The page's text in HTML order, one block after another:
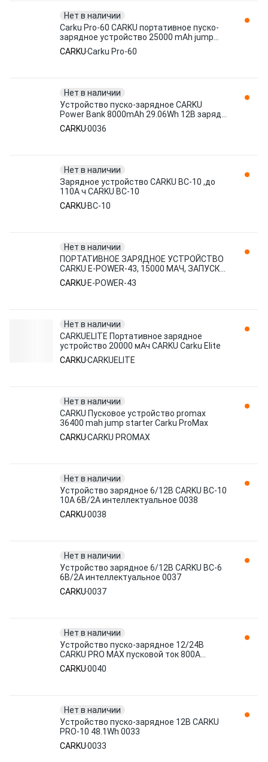
Нет в наличии
Carku Pro-60 CARKU портативное пуско-
зарядное устройство 25000 mAh jump
starter Pro-60
CARKUCarku Pro-60
Нет в наличии
Устройство пуско-зарядное CARKU
Power Bank 8000mAh 29.06Wh 12В заряд
от USB 0036
CARKU0036
Нет в наличии
Зарядное устройство CARKU BC-10 ,до
110А ч CARKU BC-10
CARKU BC-10
Нет в наличии
ПОРТАТИВНОЕ ЗАРЯДНОЕ УСТРОЙСТВО
CARKU E-POWER-43, 15000 МАЧ, ЗАПУСК
АВТО, ЗАРЯД ПК И ТЕЛЕФОНОВ, БУСТ
CARKU E-POWER-43
Нет в наличии
CARKUELITE Портативное зарядное
устройство 20000 мАч CARKU Carku Elite
CARKUCARKUELITE
Нет в наличии
CARKU Пусковое устройство promax
36400 mah jump starter Carku ProMax
CARKUCARKU PROMAX
Нет в наличии
Устройство зарядное 6/12В CARKU ВС-10
10А 6В/2А интеллектуальное 0038
CARKU0038
Нет в наличии
Устройство зарядное 6/12В CARKU ВС-6
6В/2А интеллектуальное 0037
CARKU0037
Нет в наличии
Устройство пуско-зарядное 12/24В
CARKU PRO MAX пусковой ток 800А
емкость 36400мАч 0040
CARKU0040
Нет в наличии
Устройство пуско-зарядное 12B CARKU
PRO-10 48.1Wh 0033
CARKU0033